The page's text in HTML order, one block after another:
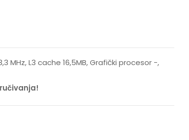
MHz, L3 cache 16,5MB, Grafički procesor -,